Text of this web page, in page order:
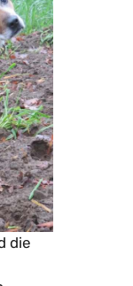
die